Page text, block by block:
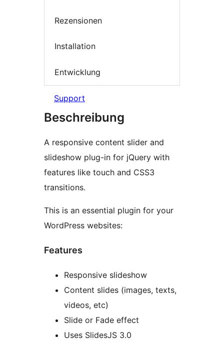
Rezensionen
Installation
Entwicklung
Support
Beschreibung
A responsive content slider and
slideshow plug-in for jQuery with
features like touch and CSS3
transitions.
This is an essential plugin for your
WordPress websites:
Features
Responsive slideshow
Content slides (images, texts,
videos, etc)
Slide or Fade effect
Uses SlidesJS 3.0